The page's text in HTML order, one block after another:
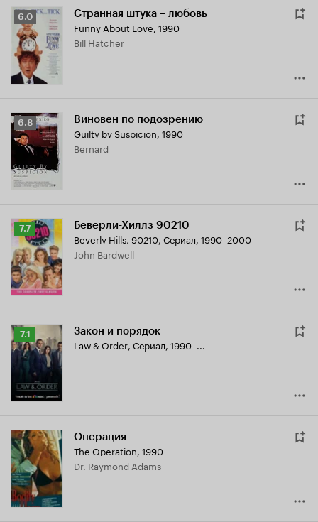
Рейтинг
Кинопоиска
6.0
6.0 Странная штука – любовь
Funny About Love, 1990
Bill Hatcher
Рейтинг
Кинопоиска
6.8
6.8 Виновен по подозрению
Guilty by Suspicion, 1990
Bernard
Рейтинг
Кинопоиска
7.7
7.7 Беверли-Хиллз 90210
Beverly Hills, 90210, Сериал, 1990–2000
John Bardwell
Рейтинг
Кинопоиска
7.1
7.1 Закон и порядок
Law & Order, Сериал, 1990–...
Операция
The Operation, 1990
Dr. Raymond Adams